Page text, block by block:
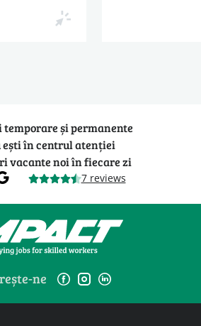
temporare și permanente
ești în centrul atenției
vacante noi în fiecare zi
7 reviews
ne